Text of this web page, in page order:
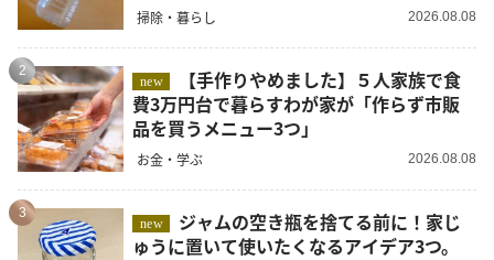
掃除・暮らし 2026.08.08
2
new
費3万円台で暮らすわが家が「作らず市販
品を買うメニュー3つ」
お金・学ぶ 2026.08.08
3
new
ゅうに置いて使いたくなるアイデア3つ。